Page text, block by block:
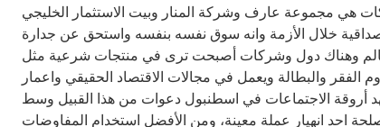
تقدم محفزات جديدة للاقتصاد الوطني ودعم الشركات، مشيرا إلى أن بيتك نجح مؤخرا في إعادة هيكلة مديونية 3 شركات هي مجموعة عارف وشركة المنار وبيت الاستثمار الخليجي
خلال الأزمة وانه سوق نفسه بنفسه واستحق عن جدارة
العالم وهناك دول وشركات أصبحت ترى في منتجات شرعية مثل
والبطالة ويعمل في مجالات الاقتصاد الحقيقي واعمار
أروقة الاجتماعات في اسطنبول دعوات من هذا القبيل وسط
احد انهيار عملة معينة، ومن الأفضل استخدام المفاوضات